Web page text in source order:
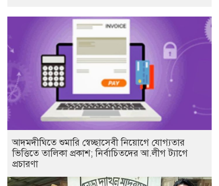
আদমদীঘিতে শুমারি স্বেচ্ছাসেবী নিয়োগে যোগ্যতার
ভিত্তিতে তালিকা প্রকাশ; নির্বাচিতদের আ.লীগ ট্যাগে
প্রচারণা